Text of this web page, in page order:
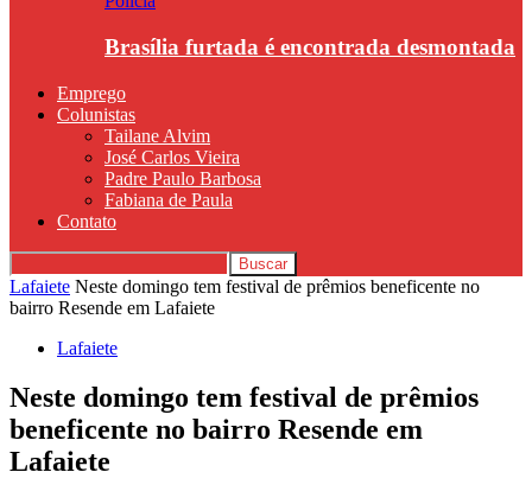
Brasília furtada é encontrada desmontada
Emprego
Colunistas
Tailane Alvim
José Carlos Vieira
Padre Paulo Barbosa
Fabiana de Paula
Contato
Lafaiete Neste domingo tem festival de prêmios beneficente no
bairro Resende em Lafaiete
Lafaiete
Neste domingo tem festival de prêmios
beneficente no bairro Resende em
Lafaiete